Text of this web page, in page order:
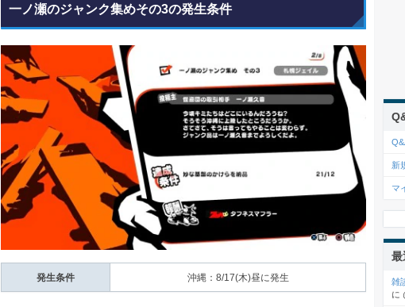
一ノ瀬のジャンク集めその3の発生条件
発生条件 沖縄：8/17(木)昼に発生
新
マ
最
雑
に